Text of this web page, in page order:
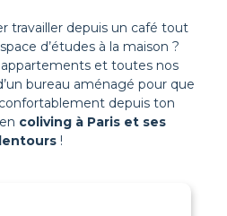
travailler depuis un café tout
d’études à la maison ?
et toutes nos
bureau aménagé pour que
depuis ton
coliving à Paris et ses
!